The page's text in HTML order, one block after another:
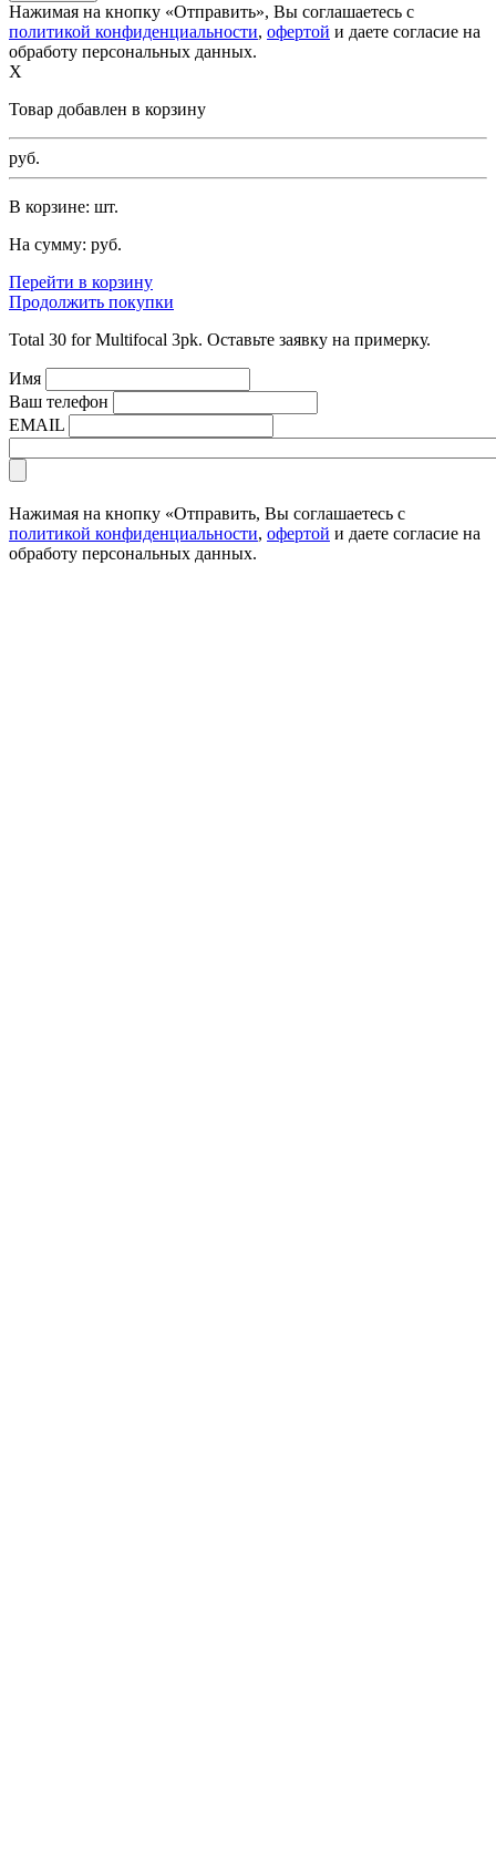
Нажимая на кнопку «Отправить», Вы соглашаетесь с
политикой конфиденциальности, офертой и даете согласие на
обработу персональных данных.
X
Товар добавлен в корзину
руб.
В корзине: шт.
На сумму: руб.
Перейти в корзину
Продолжить покупки
Total 30 for Multifocal 3pk. Оставьте заявку на примерку.
Имя
Ваш телефон
EMAIL
Нажимая на кнопку «Отправить, Вы соглашаетесь с
политикой конфиденциальности, офертой и даете согласие на
обработу персональных данных.